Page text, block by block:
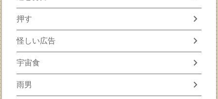
押す chevron_right
怪しい広告 chevron_right
宇宙食 chevron_right
雨男 chevron_right